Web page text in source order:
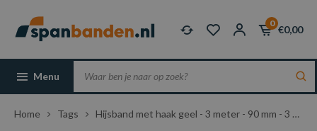
0
€0,00
Menu
Home Tags Hijsband met haak geel - 3 meter - 90 mm - 3 ton